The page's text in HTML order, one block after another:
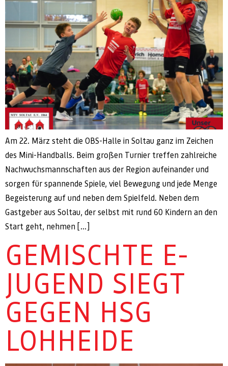
Am 22. März steht die OBS-Halle in Soltau ganz im Zeichen
des Mini-Handballs. Beim großen Turnier treffen zahlreiche
Nachwuchsmannschaften aus der Region aufeinander und
sorgen für spannende Spiele, viel Bewegung und jede Menge
Begeisterung auf und neben dem Spielfeld. Neben dem
Gastgeber aus Soltau, der selbst mit rund 60 Kindern an den
Start geht, nehmen […]
GEMISCHTE E-
JUGEND SIEGT
GEGEN HSG
LOHHEIDE